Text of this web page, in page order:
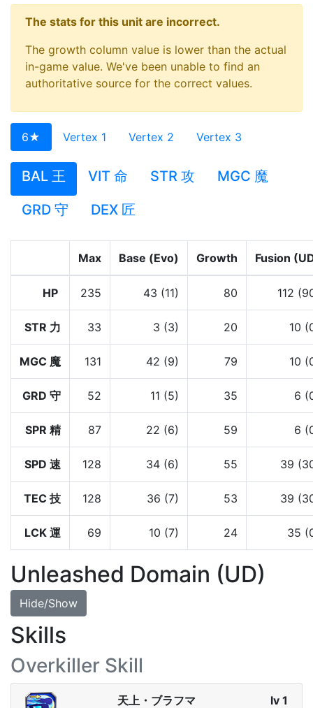
The stats for this unit are incorrect.
The growth column value is lower than the actual
in-game value. We've been unable to find an
authoritative source for the correct values.
6★ Vertex 1 Vertex 2 Vertex 3
BAL 王 VIT 命 STR 攻
MGC 魔
GRD 守
DEX 匠
Max Base (Evo) Growth Fusion
HP 235 43 (11) 80 112
STR 力 33 3 (3) 20 10
MGC 魔 131 42 (9) 79 10
GRD 守 52 11 (5) 35 6
SPR 精 87 22 (6) 59 6
SPD 速 128 34 (6) 55 39
TEC 技 128 36 (7) 53 39
LCK 運 69 10 (7) 24 35
Unleashed Domain (UD)
Hide/Show
Skills
Overkiller Skill
天上・ブラフマ
lv 1